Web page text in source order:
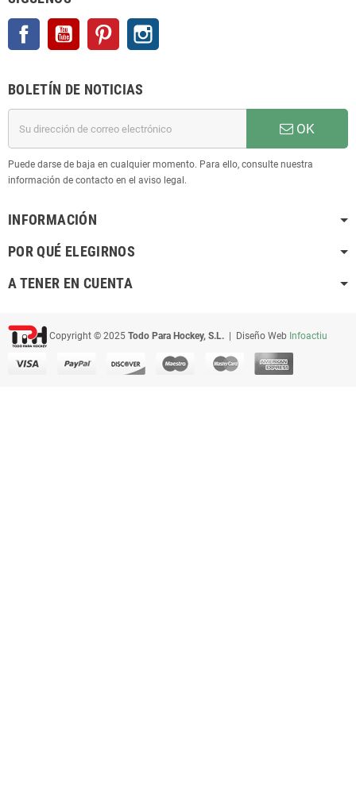
Facebook YouTube Pinterest
BOLETÍN DE NOTICIAS
OK
Puede darse de baja en cualquier momento. Para ello, consulte nuestra
información de contacto en el aviso legal.
INFORMACIÓN
POR QUÉ ELEGIRNOS
A TENER EN CUENTA
Copyright © 2025 Todo Para Hockey, S.L. | Diseño Web Infoactiu